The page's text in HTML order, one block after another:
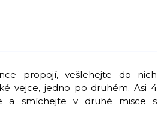
propojí, vešlehejte do nich
vejce, jedno po druhém. Asi 4
a smíchejte v druhé misce s